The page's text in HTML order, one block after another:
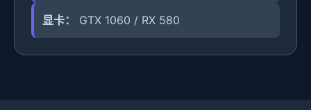
显卡： GTX 1060 / RX 580